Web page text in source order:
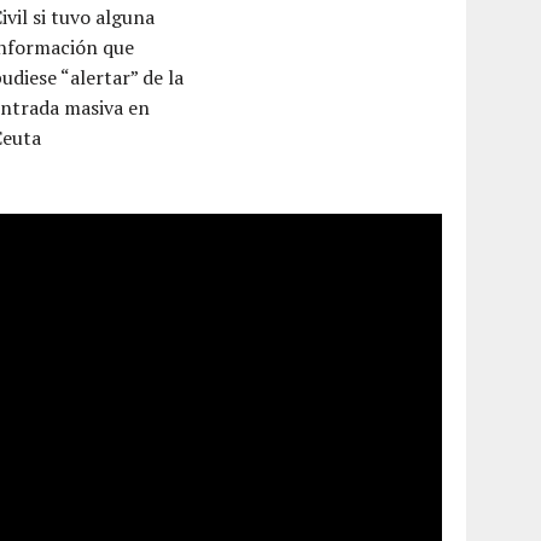
si tuvo alguna
que
“alertar” de la
masiva en